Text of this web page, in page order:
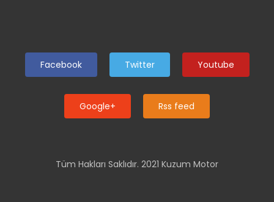
Facebook Twitter Youtube
Google+ Rss feed
Tüm Hakları Saklıdır. 2021 Kuzum Motor